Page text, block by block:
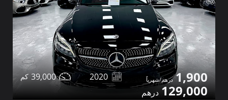
1,900
129,000
2020
39,000